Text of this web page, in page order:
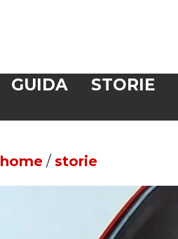
GUIDA STORIE
home / storie